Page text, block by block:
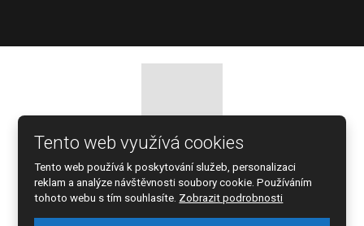
© 2026 EKOCIS, spol. s r.o., vytvořila eBRÁNA s.r.o.
Mapa stránek
Podmínky použití
Tento web využívá cookies
Tento web používá k poskytování služeb, personalizaci
reklam a analýze návštěvnosti soubory cookie. Používáním
tohoto webu s tím souhlasíte. Zobrazit podrobnosti